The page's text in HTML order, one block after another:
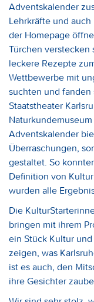
Adventskalender
Lehrkräfte und
der Homepage
Türchen verstecken
leckere Rezepte
Wettbewerbe mit
suchten und
Staatstheater
Adventskalender
Überraschungen,
gestaltet. So
Definition von
wurden alle
Die
bringen mit ihrem
ein Stück Kultur
zeigen, was
ist es auch, den
ihre Gesichter